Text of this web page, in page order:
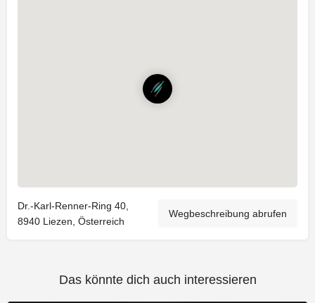
Dr.-Karl-Renner-Ring 40,
8940 Liezen, Österreich
Wegbeschreibung abrufen
Das könnte dich auch interessieren